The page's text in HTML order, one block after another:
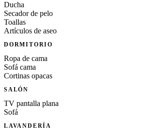
Ducha
Secador de pelo
Toallas
Artículos de aseo
DORMITORIO
Ropa de cama
Sofá cama
Cortinas opacas
SALÓN
TV pantalla plana
Sofá
LAVANDERÍA